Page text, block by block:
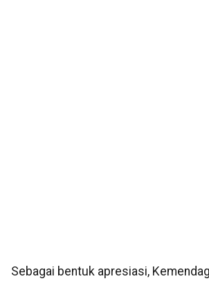
Sebagai bentuk apresiasi,